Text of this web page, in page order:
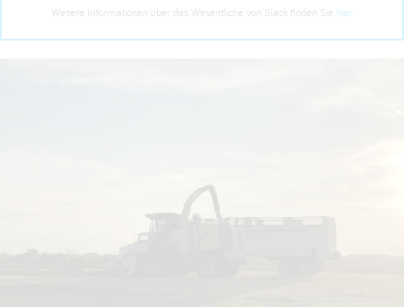
Weitere Informationen über das Wesentliche von Slack finden Sie hier